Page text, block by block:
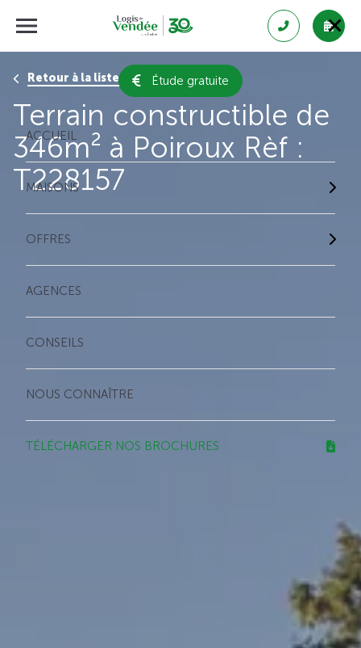
Étude gratuite
ACCUEIL
MAISONS
OFFRES
AGENCES
CONSEILS
NOUS CONNAÎTRE
TÉLÉCHARGER NOS BROCHURES
Retour à la liste des résultats
Terrain constructible de
346m² à Poiroux Rèf :
T228157